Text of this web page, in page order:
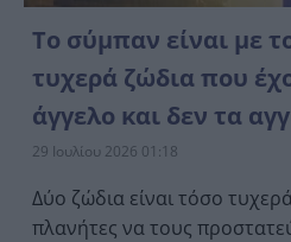
Το σύμπαν είναι με
τυχερά ζώδια που
άγγελο και δεν τα
29 Ιουλίου 2026 01:18
Δύο ζώδια είναι τόσο
πλανήτες να τους